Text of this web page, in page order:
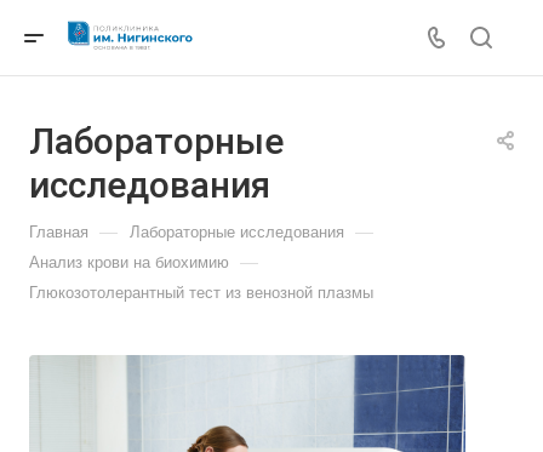
Лабораторные
исследования
Главная — Лабораторные исследования —
Анализ крови на биохимию —
Глюкозотолерантный тест из венозной плазмы